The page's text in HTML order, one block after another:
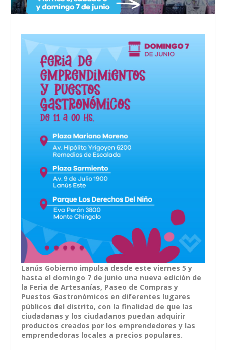
Lanús Gobierno impulsa desde este viernes 5 y
hasta el domingo 7 de junio una nueva edición de
la Feria de Artesanías, Paseo de Compras y
Puestos Gastronómicos en diferentes lugares
públicos del distrito, con la finalidad de que las
ciudadanas y los ciudadanos puedan adquirir
productos creados por los emprendedores y las
emprendedoras locales a precios populares.